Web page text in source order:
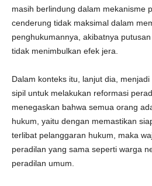
masih berlindung dalam mekanisme
cenderung tidak maksimal dalam
penghukumannya, akibatnya
tidak menimbulkan efek jera.
Dalam konteks itu, lanjut dia,
sipil untuk melakukan reformasi
menegaskan bahwa semua orang
hukum, yaitu dengan memastikan
terlibat pelanggaran hukum, maka
peradilan yang sama seperti warga
peradilan umum.